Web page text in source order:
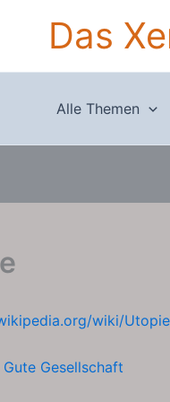
Das
Alle Themen
wiki/Utopie
Gute Gesellschaft